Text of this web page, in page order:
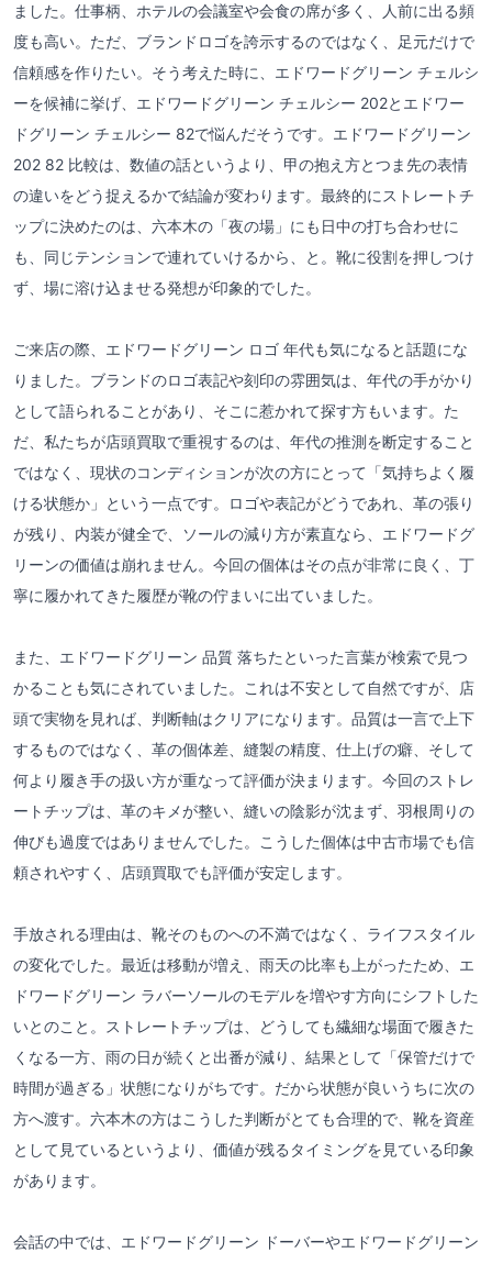
ました。仕事柄、ホテルの会議室や会食の席が多く、人前に出る頻
度も高い。ただ、ブランドロゴを誇示するのではなく、足元だけで
信頼感を作りたい。そう考えた時に、エドワードグリーン チェルシ
ーを候補に挙げ、エドワードグリーン チェルシー 202とエドワー
ドグリーン チェルシー 82で悩んだそうです。エドワードグリーン
202 82 比較は、数値の話というより、甲の抱え方とつま先の表情
の違いをどう捉えるかで結論が変わります。最終的にストレートチ
ップに決めたのは、六本木の「夜の場」にも日中の打ち合わせに
も、同じテンションで連れていけるから、と。靴に役割を押しつけ
ず、場に溶け込ませる発想が印象的でした。
ご来店の際、エドワードグリーン ロゴ 年代も気になると話題にな
りました。ブランドのロゴ表記や刻印の雰囲気は、年代の手がかり
として語られることがあり、そこに惹かれて探す方もいます。た
だ、私たちが店頭買取で重視するのは、年代の推測を断定すること
ではなく、現状のコンディションが次の方にとって「気持ちよく履
ける状態か」という一点です。ロゴや表記がどうであれ、革の張り
が残り、内装が健全で、ソールの減り方が素直なら、エドワードグ
リーンの価値は崩れません。今回の個体はその点が非常に良く、丁
寧に履かれてきた履歴が靴の佇まいに出ていました。
また、エドワードグリーン 品質 落ちたといった言葉が検索で見つ
かることも気にされていました。これは不安として自然ですが、店
頭で実物を見れば、判断軸はクリアになります。品質は一言で上下
するものではなく、革の個体差、縫製の精度、仕上げの癖、そして
何より履き手の扱い方が重なって評価が決まります。今回のストレ
ートチップは、革のキメが整い、縫いの陰影が沈まず、羽根周りの
伸びも過度ではありませんでした。こうした個体は中古市場でも信
頼されやすく、店頭買取でも評価が安定します。
手放される理由は、靴そのものへの不満ではなく、ライフスタイル
の変化でした。最近は移動が増え、雨天の比率も上がったため、エ
ドワードグリーン ラバーソールのモデルを増やす方向にシフトした
いとのこと。ストレートチップは、どうしても繊細な場面で履きた
くなる一方、雨の日が続くと出番が減り、結果として「保管だけで
時間が過ぎる」状態になりがちです。だから状態が良いうちに次の
方へ渡す。六本木の方はこうした判断がとても合理的で、靴を資産
として見ているというより、価値が残るタイミングを見ている印象
があります。
会話の中では、エドワードグリーン ドーバーやエドワードグリーン